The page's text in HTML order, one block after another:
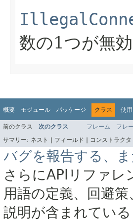
数の1つが無
概要 モジュール パッケージ クラス 使用
前のクラス 次のクラス フレーム フレ
サマリー: ネスト | フィールド | コンストラクタ
バグを報告する、
さらにAPIリファレ
用語の定義、回避
説明が含まれている